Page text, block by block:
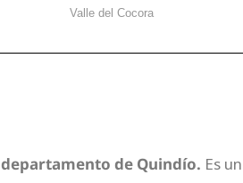
Valle del Cocora
departamento de Quindío. Es